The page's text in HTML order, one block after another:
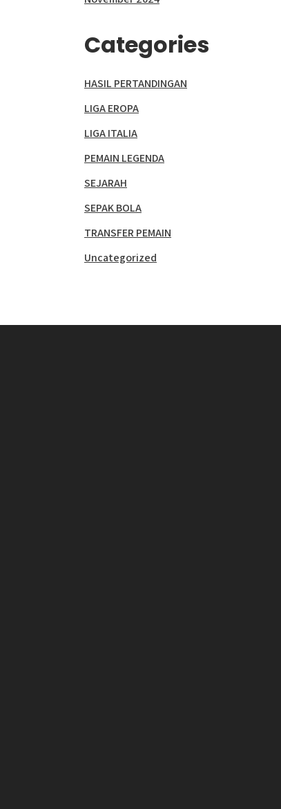
Categories
HASIL PERTANDINGAN
LIGA EROPA
LIGA ITALIA
PEMAIN LEGENDA
SEJARAH
SEPAK BOLA
TRANSFER PEMAIN
Uncategorized